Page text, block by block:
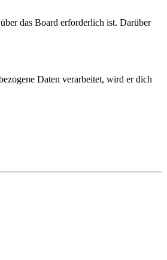
das Board erforderlich ist. Darüber
Daten verarbeitet, wird er dich